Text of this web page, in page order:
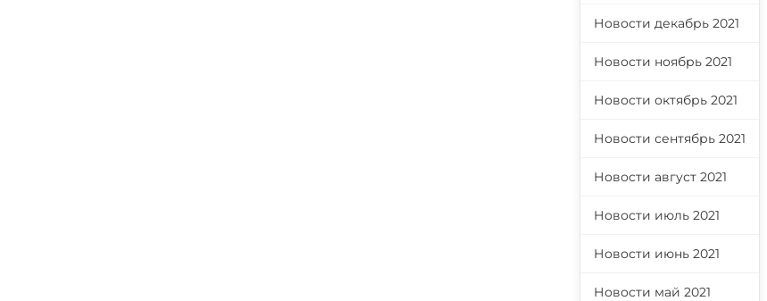
Новости декабрь 2021
Новости ноябрь 2021
Новости октябрь 2021
Новости сентябрь 2021
Новости август 2021
Новости июль 2021
Новости июнь 2021
Новости май 2021